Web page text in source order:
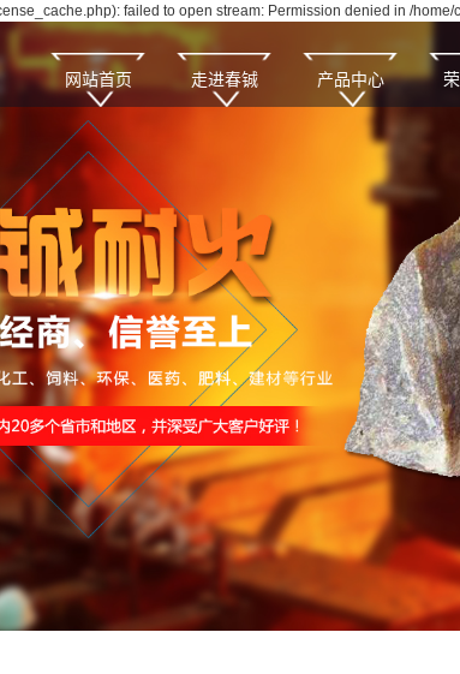
failed to open stream: Permission denied in /
网站首页 走进春铖 产品中心